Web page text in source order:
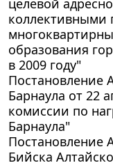
коллективными
образования
в 2009 году"
Постановление
Барнаула от 22
комиссии по
Барнаула"
Постановление
Бийска